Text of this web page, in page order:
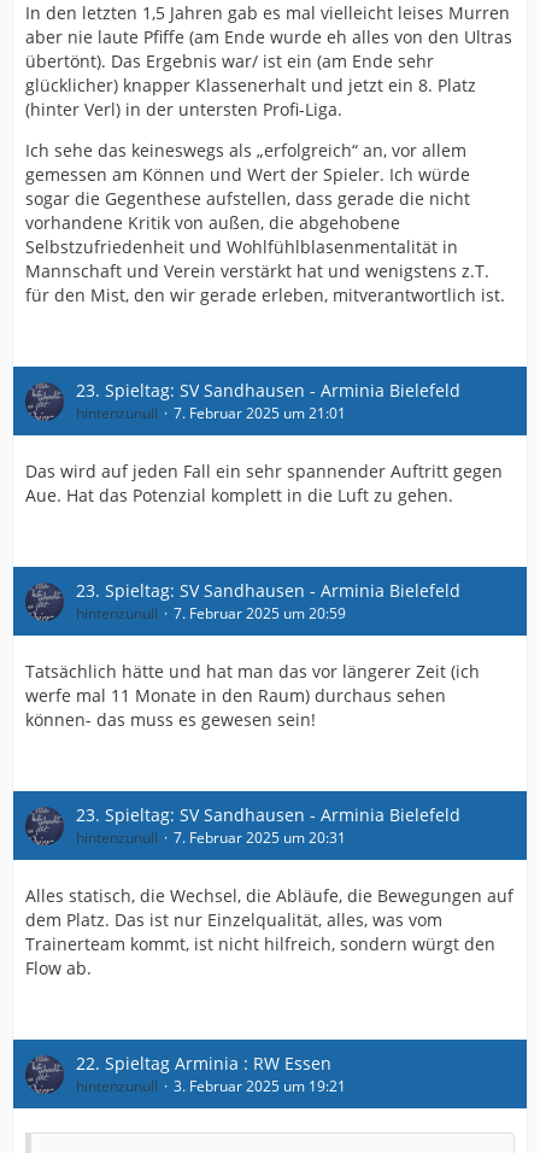
In den letzten 1,5 Jahren gab es mal vielleicht leises Murren
aber nie laute Pfiffe (am Ende wurde eh alles von den Ultras
übertönt). Das Ergebnis war/ ist ein (am Ende sehr
glücklicher) knapper Klassenerhalt und jetzt ein 8. Platz
(hinter Verl) in der untersten Profi-Liga.
Ich sehe das keineswegs als „erfolgreich“ an, vor allem
gemessen am Können und Wert der Spieler. Ich würde
sogar die Gegenthese aufstellen, dass gerade die nicht
vorhandene Kritik von außen, die abgehobene
Selbstzufriedenheit und Wohlfühlblasenmentalität in
Mannschaft und Verein verstärkt hat und wenigstens z.T.
für den Mist, den wir gerade erleben, mitverantwortlich ist.
23. Spieltag: SV Sandhausen - Arminia Bielefeld
hintenzunull 7. Februar 2025 um 21:01
Das wird auf jeden Fall ein sehr spannender Auftritt gegen
Aue. Hat das Potenzial komplett in die Luft zu gehen.
23. Spieltag: SV Sandhausen - Arminia Bielefeld
hintenzunull 7. Februar 2025 um 20:59
Tatsächlich hätte und hat man das vor längerer Zeit (ich
werfe mal 11 Monate in den Raum) durchaus sehen
können- das muss es gewesen sein!
23. Spieltag: SV Sandhausen - Arminia Bielefeld
hintenzunull 7. Februar 2025 um 20:31
Alles statisch, die Wechsel, die Abläufe, die Bewegungen auf
dem Platz. Das ist nur Einzelqualität, alles, was vom
Trainerteam kommt, ist nicht hilfreich, sondern würgt den
Flow ab.
22. Spieltag Arminia : RW Essen
hintenzunull 3. Februar 2025 um 19:21